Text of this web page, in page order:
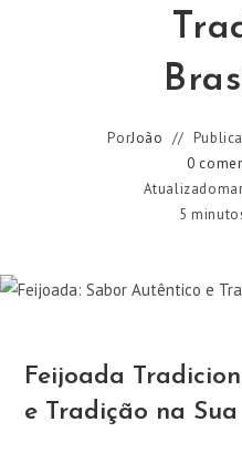
PorJoão
0
Atualizado
5
Feijoada
e Tradição na Sua